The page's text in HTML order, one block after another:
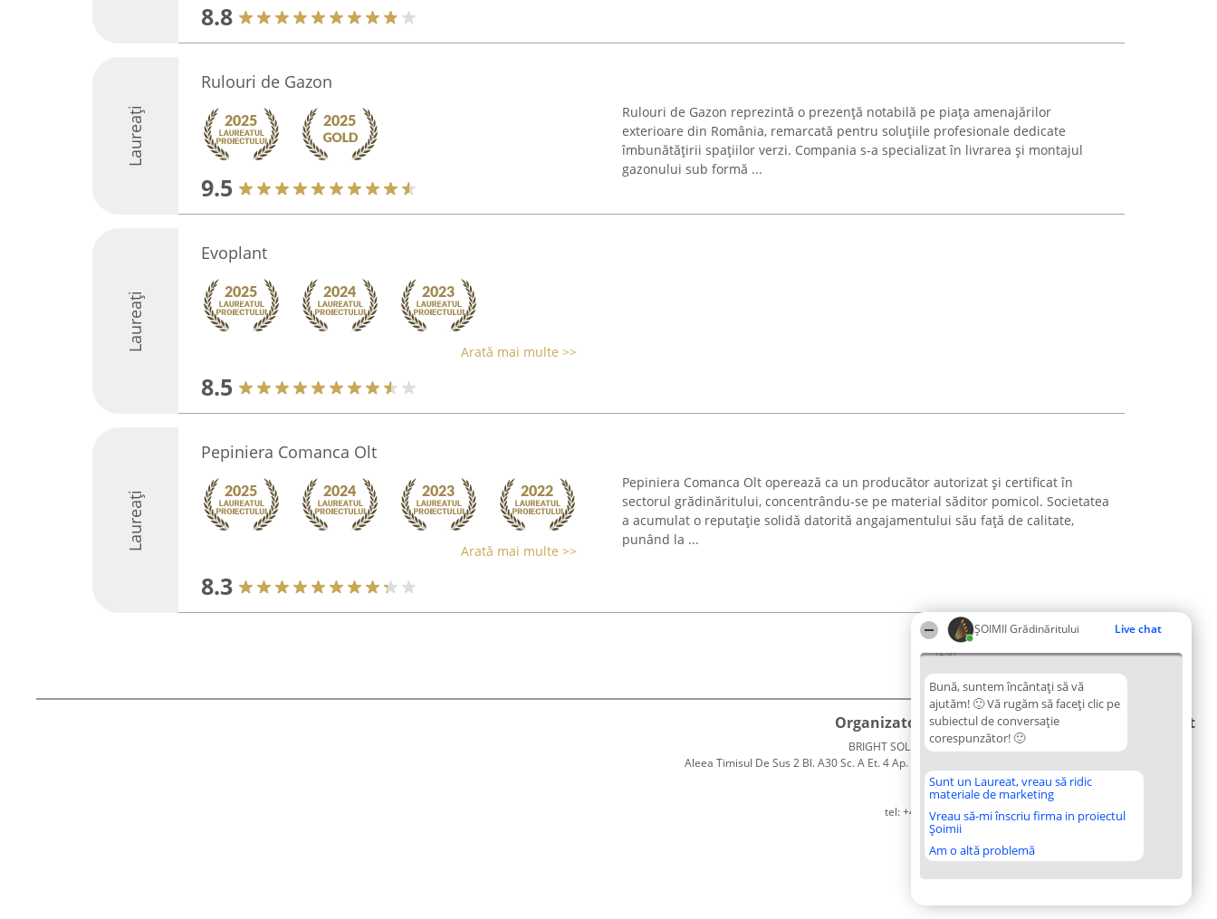
ȘOIMII Grădinăritului Live chat
12:07
Bună, suntem încântați să vă
ajutăm! 🙂 Vă rugăm să faceți clic pe
subiectul de conversație
corespunzător! 🙂
Sunt un Laureat, vreau să ridic
materiale de marketing
Vreau să-mi înscriu firma in proiectul
Șoimii
Am o altă problemă
8.8
Laureați
Rulouri de Gazon
9.5
Rulouri de Gazon reprezintă o prezență notabilă pe piața amenajărilor
exterioare din România, remarcată pentru soluțiile profesionale dedicate
îmbunătățirii spațiilor verzi. Compania s-a specializat în livrarea și montajul
gazonului sub formă ...
Laureați
Evoplant
Arată mai multe >>
8.5
Laureați
Pepiniera Comanca Olt
Arată mai multe >>
8.3
Pepiniera Comanca Olt operează ca un producător autorizat și certificat în
sectorul grădinăritului, concentrându-se pe material săditor pomicol. Societatea
a acumulat o reputație solidă datorită angajamentului său față de calitate,
punând la ...
Organizator Ranking
BRIGHT SOLUTIONS BR SRL
Aleea Timisul De Sus 2 Bl. A30 Sc. A Et. 4 Ap. 13 Cod 061952
București
CUI 36737675
tel: +40 770 990 492
Plebiscyt
Tuturor
Laureaților
Reguli
confidențialitate
Contact